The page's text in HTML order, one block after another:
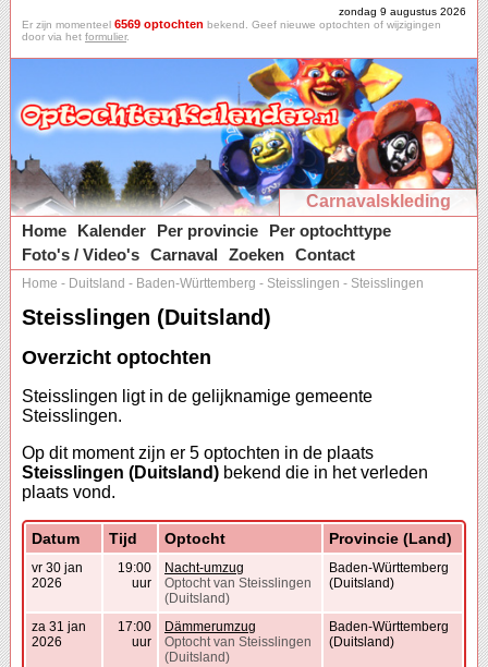
zondag 9 augustus 2026
Er zijn momenteel 6569 optochten bekend. Geef nieuwe optochten of wijzigingen
door via het formulier.
Carnavalskleding
Home
Kalender Per provincie
Per optochttype
Foto's / Video's Carnaval Zoeken Contact
Home - Duitsland - Baden-Württemberg - Steisslingen - Steisslingen
Steisslingen (Duitsland)
Overzicht optochten
Steisslingen ligt in de gelijknamige gemeente
Steisslingen.
Op dit moment zijn er 5 optochten in de plaats
Steisslingen (Duitsland) bekend die in het verleden
plaats vond.
Datum Tijd Optocht Provincie (Land)
vr 30 jan
2026
19:00
uur
Nacht-umzug
Optocht van Steisslingen
(Duitsland)
Baden-Württemberg
(Duitsland)
za 31 jan
2026
17:00
uur
Dämmerumzug
Optocht van Steisslingen
(Duitsland)
Baden-Württemberg
(Duitsland)